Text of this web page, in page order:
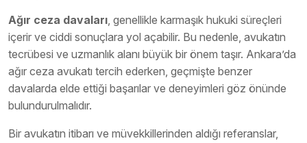
Ağır ceza davaları, genellikle karmaşık hukuki süreçleri
içerir ve ciddi sonuçlara yol açabilir. Bu nedenle, avukatın
tecrübesi ve uzmanlık alanı büyük bir önem taşır. Ankara’da
ağır ceza avukatı tercih ederken, geçmişte benzer
davalarda elde ettiği başarılar ve deneyimleri göz önünde
bulundurulmalıdır.
Bir avukatın itibarı ve müvekkillerinden aldığı referanslar,